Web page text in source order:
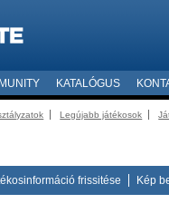
KATALÓGUS
Legújabb játékosok
frissitése Kép